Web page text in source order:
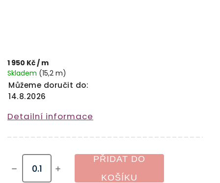
1 950 Kč/ m
Skladem (15,2 m)
Můžeme doručit do:
14.8.2026
PŘIDAT DO
KOŠÍKU
Detailní informace